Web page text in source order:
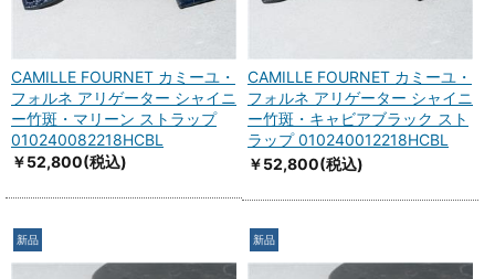
CAMILLE FOURNET カミーユ・
フォルネ アリゲーター シャイニ
ー竹斑・マリーン ストラップ
010240082218HCBL
￥52,800(税込)
CAMILLE FOURNET カミーユ・
フォルネ アリゲーター シャイニ
ー竹斑・キャビアブラック スト
ラップ 010240012218HCBL
￥52,800(税込)
新品 新品